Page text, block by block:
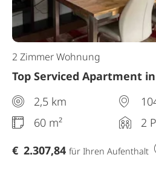
2 Zimmer Wohnung
Top Serviced Apartment
2,5 km
60 m²
2
€ 2.307,84 für Ihren Aufenthalt